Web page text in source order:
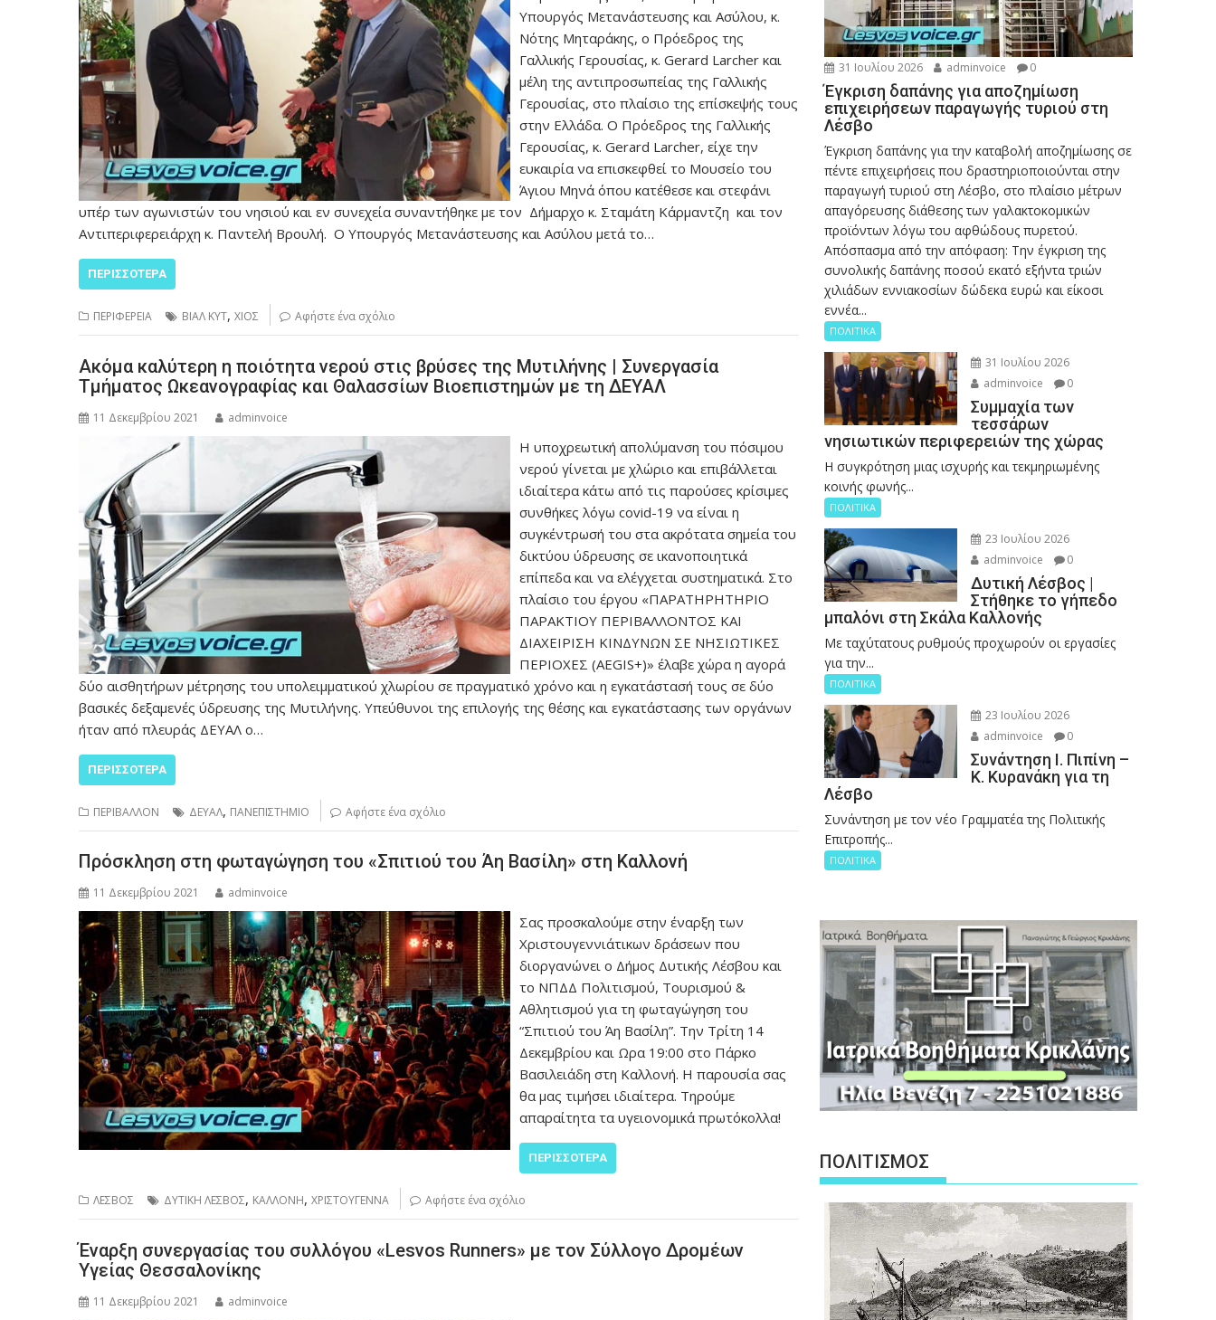
Υπουργός Μετανάστευσης και Ασύλου, κ.
Νότης Μηταράκης, ο Πρόεδρος της
Γαλλικής Γερουσίας, κ. Gerard Larcher και
μέλη της αντιπροσωπείας της Γαλλικής
Γερουσίας, στο πλαίσιο της επίσκεψής τους
στην Ελλάδα. Ο Πρόεδρος της Γαλλικής
Γερουσίας, κ. Gerard Larcher, είχε την
ευκαιρία να επισκεφθεί το Μουσείο του
Άγιου Μηνά όπου κατέθεσε και στεφάνι
υπέρ των αγωνιστών του νησιού και εν συνεχεία συναντήθηκε με τον Δήμαρχο κ. Σταμάτη Κάρμαντζη και τον
Αντιπεριφερειάρχη κ. Παντελή Βρουλή. Ο Υπουργός Μετανάστευσης και Ασύλου μετά το…
ΠΕΡΙΣΣΌΤΕΡΑ
ΠΕΡΙΦΕΡΕΙΑ ΒΙΑΛ ΚΥΤ, ΧΙΟΣ Αφήστε ένα σχόλιο
Ακόμα καλύτερη η ποιότητα νερού στις βρύσες της Μυτιλήνης | Συνεργασία
Τμήματος Ωκεανογραφίας και Θαλασσίων Βιοεπιστημών με τη ΔΕΥΑΛ
11 Δεκεμβρίου 2021 adminvoice
Η υποχρεωτική απολύμανση του πόσιμου
νερού γίνεται με χλώριο και επιβάλλεται
ιδιαίτερα κάτω από τις παρούσες κρίσιμες
συνθήκες λόγω covid-19 να είναι η
συγκέντρωσή του στα ακρότατα σημεία του
δικτύου ύδρευσης σε ικανοποιητικά
επίπεδα και να ελέγχεται συστηματικά. Στο
πλαίσιο του έργου «ΠΑΡΑΤΗΡΗΤΗΡΙΟ
ΠΑΡΑΚΤΙΟΥ ΠΕΡΙΒΑΛΛΟΝΤΟΣ ΚΑΙ
ΔΙΑΧΕΙΡΙΣΗ ΚΙΝΔΥΝΩΝ ΣΕ ΝΗΣΙΩΤΙΚΕΣ
ΠΕΡΙΟΧΕΣ (AEGIS+)» έλαβε χώρα η αγορά
δύο αισθητήρων μέτρησης του υπολειμματικού χλωρίου σε πραγματικό χρόνο και η εγκατάστασή τους σε δύο
βασικές δεξαμενές ύδρευσης της Μυτιλήνης. Υπεύθυνοι της επιλογής της θέσης και εγκατάστασης των οργάνων
ήταν από πλευράς ΔΕΥΑΛ ο…
ΠΕΡΙΣΣΌΤΕΡΑ
ΠΕΡΙΒΑΛΛΟΝ ΔΕΥΑΛ, ΠΑΝΕΠΙΣΤΗΜΙΟ Αφήστε ένα σχόλιο
Πρόσκληση στη φωταγώγηση του «Σπιτιού του Άη Βασίλη» στη Καλλονή
11 Δεκεμβρίου 2021 adminvoice
Σας προσκαλούμε στην έναρξη των
Χριστουγεννιάτικων δράσεων που
διοργανώνει ο Δήμος Δυτικής Λέσβου και
το ΝΠΔΔ Πολιτισμού, Τουρισμού &
Αθλητισμού για τη φωταγώγηση του
“Σπιτιού του Άη Βασίλη”. Την Τρίτη 14
Δεκεμβρίου και Ωρα 19:00 στο Πάρκο
Βασιλειάδη στη Καλλονή. Η παρουσία σας
θα μας τιμήσει ιδιαίτερα. Τηρούμε
απαραίτητα τα υγειονομικά πρωτόκολλα!
ΠΕΡΙΣΣΌΤΕΡΑ
ΛΕΣΒΟΣ ΔΥΤΙΚΗ ΛΕΣΒΟΣ, ΚΑΛΛΟΝΗ, ΧΡΙΣΤΟΥΓΕΝΝΑ Αφήστε ένα σχόλιο
Έναρξη συνεργασίας του συλλόγου «Lesvos Runners» με τον Σύλλογο Δρομέων
Υγείας Θεσσαλονίκης
11 Δεκεμβρίου 2021 adminvoice
31 Ιουλίου 2026 adminvoice 0
Έγκριση δαπάνης για αποζημίωση
επιχειρήσεων παραγωγής τυριού στη
Λέσβο
Έγκριση δαπάνης για την καταβολή αποζημίωσης σε
πέντε επιχειρήσεις που δραστηριοποιούνται στην
παραγωγή τυριού στη Λέσβο, στο πλαίσιο μέτρων
απαγόρευσης διάθεσης των γαλακτοκομικών
προϊόντων λόγω του αφθώδους πυρετού.
Απόσπασμα από την απόφαση: Την έγκριση της
συνολικής δαπάνης ποσού εκατό εξήντα τριών
χιλιάδων εννιακοσίων δώδεκα ευρώ και είκοσι
εννέα...
ΠΟΛΙΤΙΚΑ
31 Ιουλίου 2026
adminvoice
0
Συμμαχία των
τεσσάρων
νησιωτικών περιφερειών της χώρας
Η συγκρότηση μιας ισχυρής και τεκμηριωμένης
κοινής φωνής...
ΠΟΛΙΤΙΚΑ
23 Ιουλίου 2026
adminvoice
0
Δυτική Λέσβος |
Στήθηκε το γήπεδο
μπαλόνι στη Σκάλα Καλλονής
Με ταχύτατους ρυθμούς προχωρούν οι εργασίες
για την...
ΠΟΛΙΤΙΚΑ
23 Ιουλίου 2026
adminvoice
0
Συνάντηση Ι. Πιπίνη –
Κ. Κυρανάκη για τη
Λέσβο
Συνάντηση με τον νέο Γραμματέα της Πολιτικής
Επιτροπής...
ΠΟΛΙΤΙΚΑ
ΠΟΛΙΤΙΣΜΟΣ